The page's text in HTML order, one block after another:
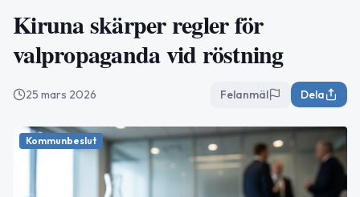
Kiruna skärper regler för
valpropaganda vid röstning
25 mars 2026 Felanmäl Dela
Kommunbeslut